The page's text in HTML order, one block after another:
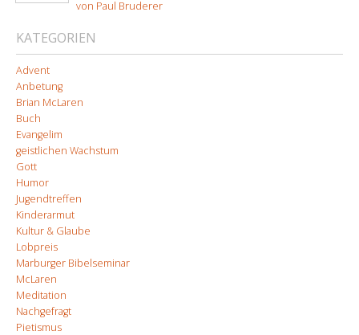
von Paul Bruderer
KATEGORIEN
Advent
Anbetung
Brian McLaren
Buch
Evangelim
geistlichen Wachstum
Gott
Humor
Jugendtreffen
Kinderarmut
Kultur & Glaube
Lobpreis
Marburger Bibelseminar
McLaren
Meditation
Nachgefragt
Pietismus